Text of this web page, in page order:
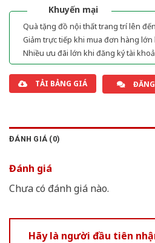
Khuyến mại
Quà tặng đồ nội thất trang trí lên đến
Giảm trực tiếp khi mua đơn hàng lớn
Nhiều ưu đãi lớn khi đăng ký tài
TẢI BẢNG GIÁ
ĐÁNH GIÁ (0)
Đánh giá
Chưa có đánh giá nào.
Hãy là người đầu tiên